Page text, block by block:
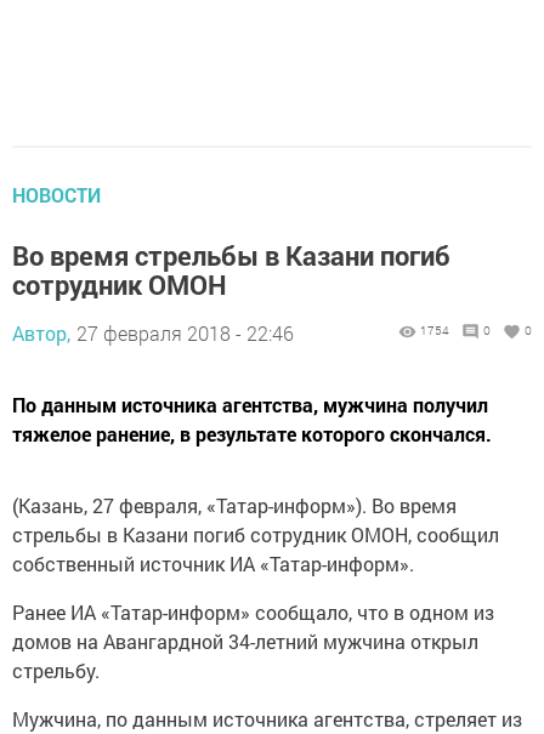
НОВОСТИ
Во время стрельбы в Казани погиб
сотрудник ОМОН
Автор, 27 февраля 2018 - 22:46 1754 0 0
По данным источника агентства, мужчина получил
тяжелое ранение, в результате которого скончался.
(Казань, 27 февраля, «Татар-информ»). Во время
стрельбы в Казани погиб сотрудник ОМОН, сообщил
собственный источник ИА «Татар-информ».
Ранее ИА «Татар-информ» сообщало, что в одном из
домов на Авангардной 34-летний мужчина открыл
стрельбу.
Мужчина, по данным источника агентства, стреляет из